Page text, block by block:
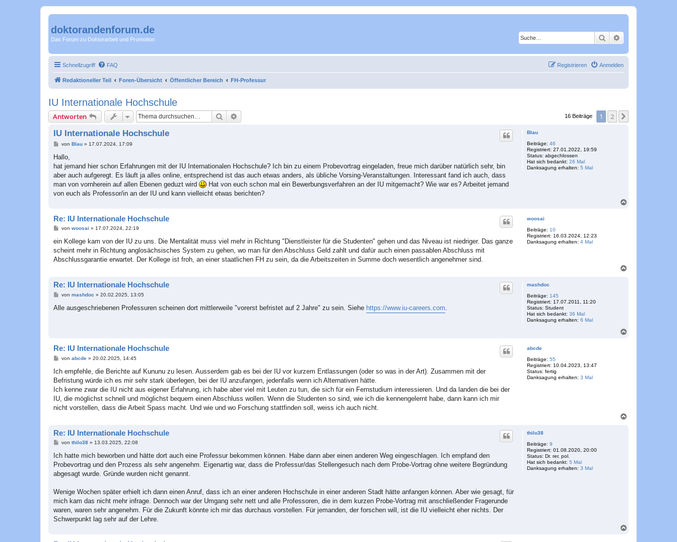
doktorandenforum.de
Das Forum zu Doktorarbeit und Promotion Suche
Schnellzugriff FAQ Anmelden
Registrieren
Redaktioneller Teil Foren-Übersicht Öffentlicher Bereich FH-Professur
IU Internationale Hochschule
Antworten Suche 16 Beiträge 1 2
Blau
Beiträge: 46
Registriert: 27.01.2022, 19:59
Status: abgechlossen
Hat sich bedankt: 26 Mal
Danksagung erhalten: 5 Mal
IU Internationale Hochschule
B
i
r
a
von Blau» 17.07.2024, 17:09
Hallo,
hat jemand hier schon Erfahrungen mit der IU Internationalen Hochschule? Ich bin zu einem Probevortrag eingeladen, freue mich darüber natürlich sehr, bin
aber auch aufgeregt. Es läuft ja alles online, entsprechend ist das auch etwas anders, als übliche Vorsing-Veranstaltungen. Interessant fand ich auch, dass
man von vornherein auf allen Ebenen geduzt wird
Hat von euch schon mal ein Bewerbungsverfahren an der IU mitgemacht? Wie war es? Arbeitet jemand
von euch als Professor/in an der IU und kann vielleicht etwas berichten?
woosai
Beiträge: 10
Registriert: 16.03.2024, 12:23
Danksagung erhalten: 4 Mal
Re: IU Internationale Hochschule
B
i
r
a
von woosai » 17.07.2024, 22:19
ein Kollege kam von der IU zu uns. Die Mentalität muss viel mehr in Richtung "Dienstleister für die Studenten" gehen und das Niveau ist niedriger. Das ganze
scheint mehr in Richtung anglosächsisches System zu gehen, wo man für den Abschluss Geld zahlt und dafür auch einen passablen Abschluss mit
Abschlussgarantie erwartet. Der Kollege ist froh, an einer staatlichen FH zu sein, da die Arbeitszeiten in Summe doch wesentlich angenehmer sind.
mashdoc
Beiträge: 145
Registriert: 17.07.2011, 11:20
Status: Student
Hat sich bedankt: 36 Mal
Danksagung erhalten: 6 Mal
Re: IU Internationale Hochschule
B
i
von mashdoc » 20.02.2025, 13:05
Alle ausgeschriebenen Professuren scheinen dort mittlerweile "vorerst befristet auf 2 Jahre" zu sein. Siehe https://www.iu-careers.com
abcde
Beiträge: 55
Registriert: 10.04.2023, 13:47
Status: fertig
Danksagung erhalten: 3 Mal
Re: IU Internationale Hochschule
B
i
r
a
von abcde» 20.02.2025, 14:45
Ich empfehle, die Berichte auf Kununu zu lesen. Ausserdem gab es bei der IU vor kurzem Entlassungen (oder so was in der Art). Zusammen mit der
Befristung würde ich es mir sehr stark überlegen, bei der IU anzufangen, jedenfalls wenn ich Alternativen hätte.
Ich kenne zwar die IU nicht aus eigener Erfahrung, ich habe aber viel mit Leuten zu tun, die sich für ein Fernstudium interessieren. Und da landen die bei der
IU, die möglichst schnell und möglichst bequem einen Abschluss wollen. Wenn die Studenten so sind, wie ich die kennengelernt habe, dann kann ich mir
nicht vorstellen, dass die Arbeit Spass macht. Und wie und wo Forschung stattfinden soll, weiss ich auch nicht.
thilo38
Beiträge: 9
Registriert: 01.08.2020, 20:00
Status: Dr. rer. pol.
Hat sich bedankt: 5 Mal
Danksagung erhalten: 3 Mal
Re: IU Internationale Hochschule
B
i
r
a
g
von thilo38» 13.03.2025, 22:08
Ich hatte mich beworben und hätte dort auch eine Professur bekommen können. Habe dann aber einen anderen Weg eingeschlagen. Ich empfand den
Probevortrag und den Prozess als sehr angenehm. Eigenartig war, dass die Professur/das Stellengesuch nach dem Probe-Vortrag ohne weitere Begründung
abgesagt wurde. Gründe wurden nicht genannt.
Wenige Wochen später erhielt ich dann einen Anruf, dass ich an einer anderen Hochschule in einer anderen Stadt hätte anfangen können. Aber wie gesagt, für
mich kam das nicht mehr infrage. Dennoch war der Umgang sehr nett und alle Professoren, die in dem kurzen Probe-Vortrag mit anschließender Fragerunde
waren, waren sehr angenehm. Für die Zukunft könnte ich mir das durchaus vorstellen. Für jemanden, der forschen will, ist die IU vielleicht eher nichts. Der
Schwerpunkt lag sehr auf der Lehre.